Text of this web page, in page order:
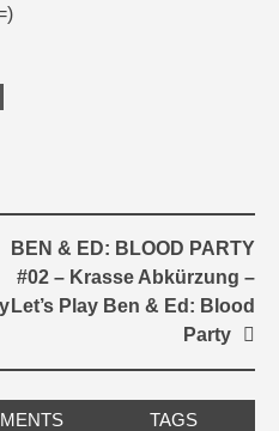
BEN & ED: BLOOD PARTY
#02 – Krasse Abkürzung –
Let’s Play Ben & Ed: Blood
Party
TAGS